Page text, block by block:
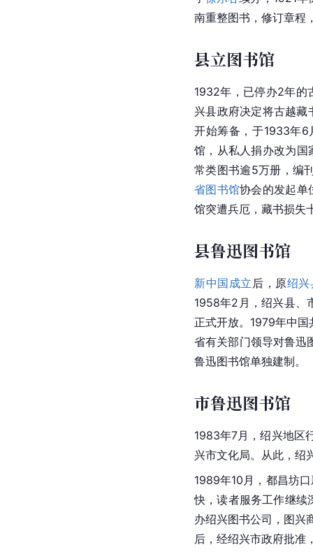
南重整图书，修订章程
县立图书馆
1932年，已停办2年的
兴县政府决定将古越藏
开始筹备，于1933年6
馆，从私人捐办改为
常类图书逾5万册，编
省图书馆协会的发起单
馆突遭兵厄，藏书损失
县鲁迅图书馆
新中国成立 后，原绍兴
1958年2月，绍兴县、
正式开放。1979年中
省有关部门领导对鲁迅
鲁迅图书馆单独建制。
市鲁迅图书馆
1983年7月，绍兴地区
兴市文化局。从此，绍
1989年10月，都昌坊
快，读者服务工作继续
办绍兴图书公司，图兴
后，经绍兴市政府批准